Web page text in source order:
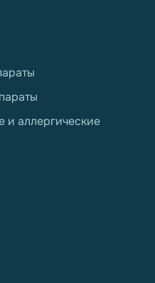
и аллергические